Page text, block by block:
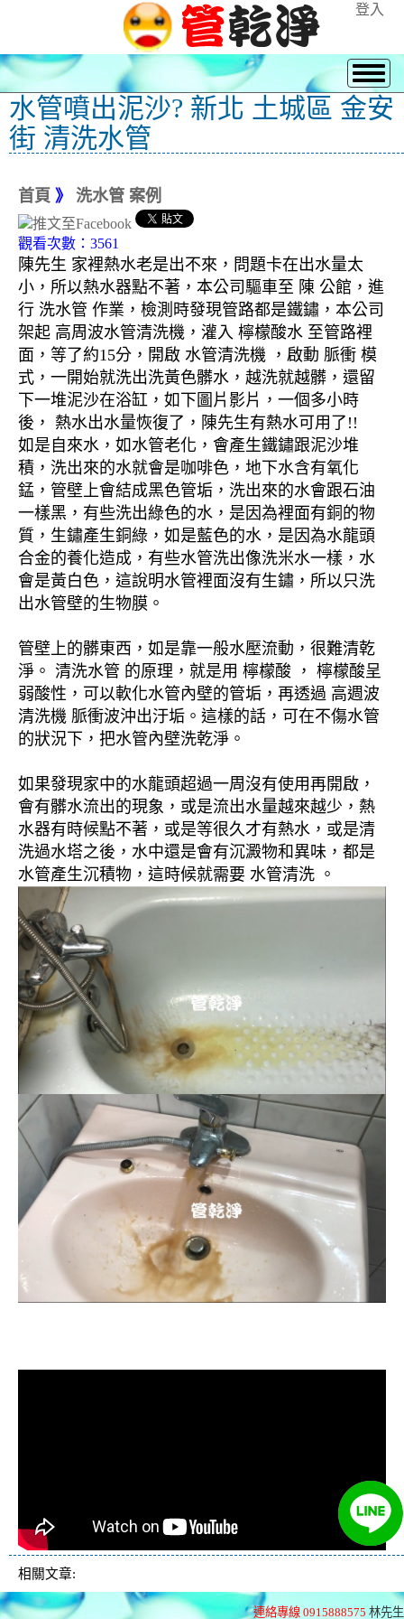
登入
水管噴出泥沙? 新北 土城區 金安
街 清洗水管
首頁 》 洗水管 案例
觀看次數：3561
陳先生 家裡熱水老是出不來，問題卡在出水量太
小，所以熱水器點不著，本公司驅車至 陳 公館，進
行 洗水管 作業，檢測時發現管路都是鐵鏽，本公司
架起 高周波水管清洗機，灌入 檸檬酸水 至管路裡
面，等了約15分，開啟 水管清洗機 ，啟動 脈衝 模
式，一開始就洗出洗黃色髒水，越洗就越髒，還留
下一堆泥沙在浴缸，如下圖片影片，一個多小時
後， 熱水出水量恢復了，陳先生有熱水可用了!!
如是自來水，如水管老化，會產生鐵鏽跟泥沙堆
積，洗出來的水就會是咖啡色，地下水含有氧化
錳，管壁上會結成黑色管垢，洗出來的水會跟石油
一樣黑，有些洗出綠色的水，是因為裡面有銅的物
質，生鏽產生銅綠，如是藍色的水，是因為水龍頭
合金的養化造成，有些水管洗出像洗米水一樣，水
會是黃白色，這說明水管裡面沒有生鏽，所以只洗
出水管壁的生物膜。
管壁上的髒東西，如是靠一般水壓流動，很難清乾
淨。 清洗水管 的原理，就是用 檸檬酸 ， 檸檬酸呈
弱酸性，可以軟化水管內壁的管垢，再透過 高週波
清洗機 脈衝波沖出汙垢。這樣的話，可在不傷水管
的狀況下，把水管內壁洗乾淨。
如果發現家中的水龍頭超過一周沒有使用再開啟，
會有髒水流出的現象，或是流出水量越來越少，熱
水器有時候點不著，或是等很久才有熱水，或是清
洗過水塔之後，水中還是會有沉澱物和異味，都是
水管產生沉積物，這時候就需要 水管清洗 。
相關文章:
連絡專線 0915888575 林先生